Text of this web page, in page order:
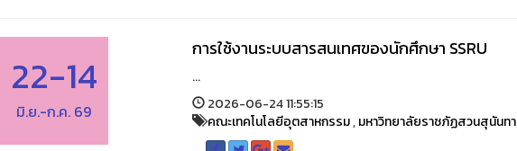
22-14
มิ.ย.-ก.ค. 69
การใช้งานระบบสารสนเทศของนักศึกษา SSRU
...
2026-06-24 11:55:15
คณะเทคโนโลยีอุตสาหกรรม,มหาวิทยาลัยราชภัฏสวนสุนันทา